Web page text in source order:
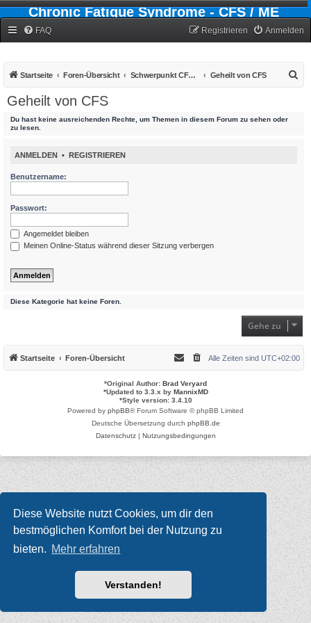
Diese Website nutzt Cookies, um dir den
bestmöglichen Komfort bei der Nutzung zu
bieten. Mehr erfahren
Verstanden!
Chronic Fatigue Syndrome - CFS / ME
FAQ Anmelden
Registrieren
Startseite Foren-Übersicht Schwerpunkt CFS - Chronic-Fatigue-Syndrom Geheilt von CFS
Geheilt von CFS
Du hast keine ausreichenden Rechte, um Themen in diesem Forum zu sehen oder
zu lesen.
ANMELDEN • REGISTRIEREN
Benutzername:
Passwort:
Angemeldet bleiben
Meinen Online-Status während dieser Sitzung verbergen
Diese Kategorie hat keine Foren.
Gehe zu
Startseite Foren-Übersicht Alle Zeiten sind UTC+02:00
*Original Author: Brad Veryard
*Updated to 3.3.x by MannixMD
*Style version: 3.4.10
Powered by phpBB® Forum Software © phpBB Limited
Deutsche Übersetzung durch phpBB.de
Datenschutz| Nutzungsbedingungen